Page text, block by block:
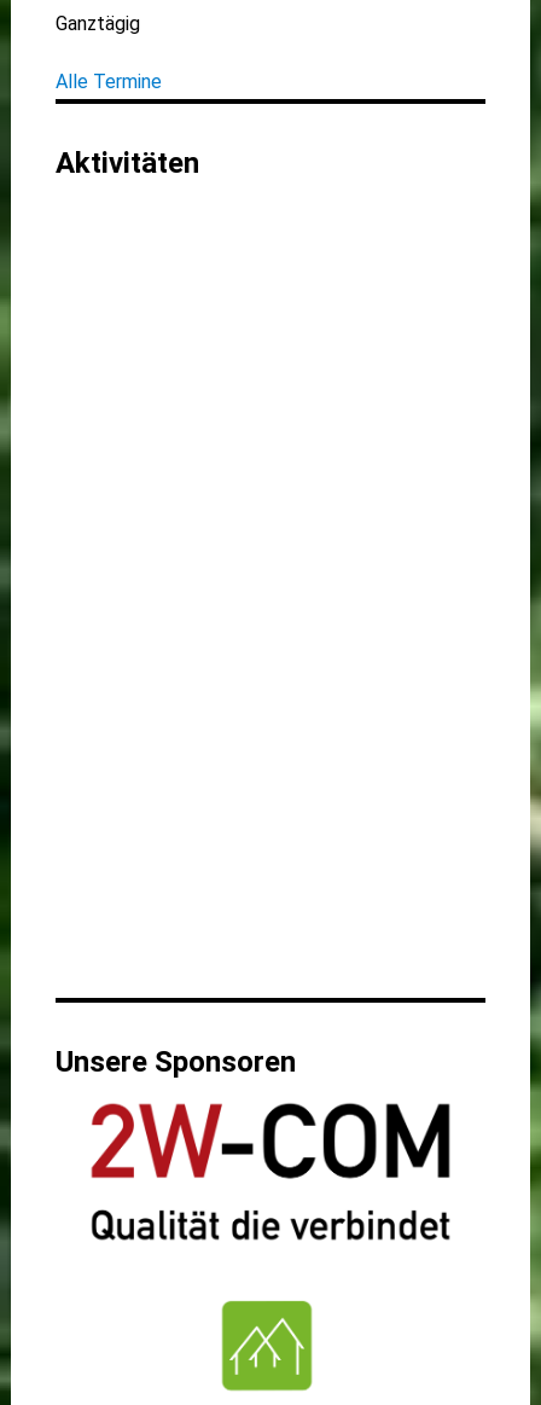
Ganztägig
Alle Termine
Aktivitäten
Unsere Sponsoren